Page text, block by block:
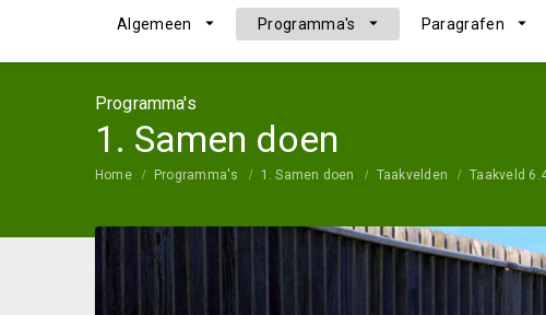
Algemeen Programma's Paragrafen
Programma's
1. Samen doen
Home Programma's 1. Samen doen Taakvelden Taakveld